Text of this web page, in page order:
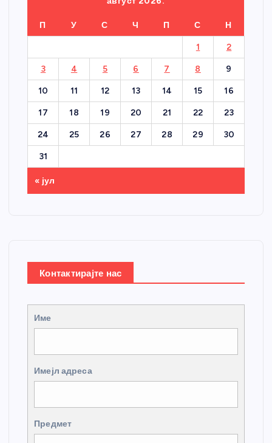
П У С Ч П С Н
1 2
3 4 5 6 7 8 9
10 11 12 13 14 15 16
17 18 19 20 21 22 23
24 25 26 27 28 29 30
31
« јул
Контактирајте нас
Име
Имејл адреса
Предмет